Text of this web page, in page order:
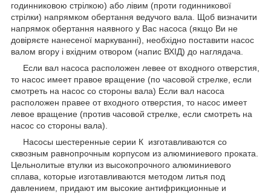
годинниковою стрілкою) або лівим (проти годинникової
стрілки) напрямком обертання ведучого вала. Щоб визначити
напрямок обертання наявного у Вас насоса (якщо Ви не
довіряєте нанесеної маркуванні), необхідно поставити насос
валом вгору і вхідним отвором (напис ВХІД) до наглядача.
Если вал насоса расположен левее от входного отверстия,
то насос имеет правое вращение (по часовой cтрелке, если
смотреть на насос со стороны вала) Если вал насоса
расположен правее от входного отверстия, то насос имеет
левое вращение (против часовой стрелке, если смотреть на
насос со стороны вала).
Насосы шестеренные серии К изготавливаются со
сквозным равнопрочным корпусом из алюминиевого проката.
Цельнолитые втулки из высокопрочного алюминиевого
сплава, которые изготавливаются методом литья под
давлением, придают им высокие антифрикционные и